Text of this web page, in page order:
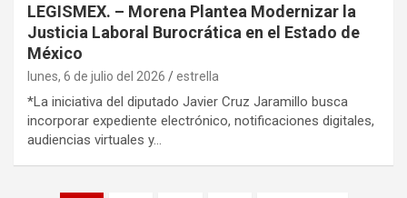
LEGISMEX. – Morena Plantea Modernizar la
Justicia Laboral Burocrática en el Estado de
México
lunes, 6 de julio del 2026 estrella
*La iniciativa del diputado Javier Cruz Jaramillo busca
incorporar expediente electrónico, notificaciones digitales,
audiencias virtuales y…